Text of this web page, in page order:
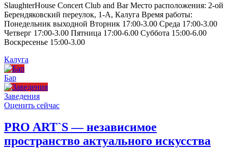
SlaughterHouse Concert Club and Bar Место расположения: 2-ой
Берендяковский переулок, 1-А, Калуга Время работы:
Понедельник выходной Вторник 17:00-3.00 Среда 17:00-3.00
Четверг 17:00-3.00 Пятница 17:00-6.00 Суббота 15:00-6.00
Воскресенье 15:00-3.00
Калуга
Бар
Заведения
Оценить сейчас
PRO ART`S — независимое
пространство актуального искусства